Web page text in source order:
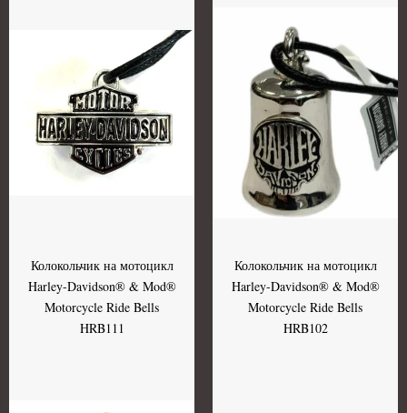
Колокольчик на мотоцикл
Harley-Davidson® & Mod®
Motorcycle Ride Bells
HRB111
Колокольчик на мотоцикл
Harley-Davidson® & Mod®
Motorcycle Ride Bells
HRB102